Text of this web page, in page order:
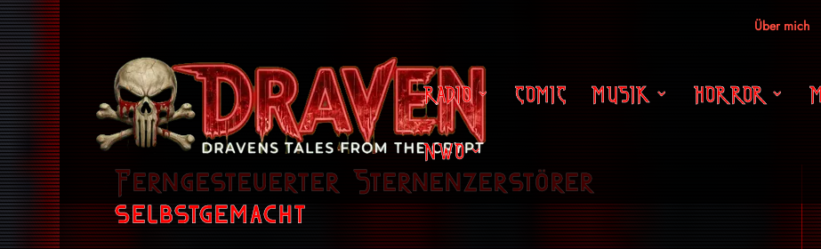
Über mich
RADIO COMIC MUSIK HORROR
NWO
Ferngesteuerter Sternenzerstörer
selbstgemacht